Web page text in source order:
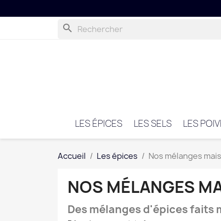
search
LES ÉPICES LES SELS LES
Accueil Les épices Nos mélanges
NOS MÉLANGES
Des mélanges d'épices faits